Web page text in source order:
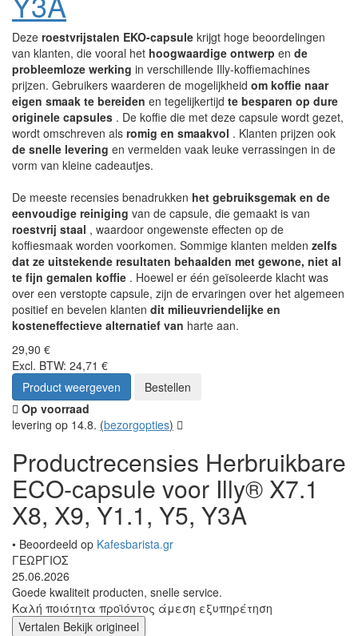
Deze roestvrijstalen EKO-capsule krijgt hoge beoordelingen
van klanten, die vooral het hoogwaardige ontwerp en de
probleemloze werking in verschillende Illy-koffiemachines
prijzen. Gebruikers waarderen de mogelijkheid om koffie naar
eigen smaak te bereiden en tegelijkertijd te besparen op dure
originele capsules . De koffie die met deze capsule wordt gezet,
wordt omschreven als romig en smaakvol . Klanten prijzen ook
de snelle levering en vermelden vaak leuke verrassingen in de
vorm van kleine cadeautjes.
De meeste recensies benadrukken het gebruiksgemak en de
eenvoudige reiniging van de capsule, die gemaakt is van
roestvrij staal , waardoor ongewenste effecten op de
koffiesmaak worden voorkomen. Sommige klanten melden zelfs
dat ze uitstekende resultaten behaalden met gewone, niet al
te fijn gemalen koffie . Hoewel er één geïsoleerde klacht was
over een verstopte capsule, zijn de ervaringen over het algemeen
positief en bevelen klanten dit milieuvriendelijke en
kosteneffectieve alternatief van harte aan.
29,90 €
Excl. BTW: 24,71 €
Product weergeven
Bestellen
Op voorraad
levering op 14.8. (bezorgopties)
Productrecensies Herbruikbare
ECO-capsule voor Illy® X7.1
X8, X9, Y1.1, Y5, Y3A
• Beoordeeld op Kafesbarista.gr
ΓΕΩΡΓΙΟΣ
25.06.2026
Goede kwaliteit producten, snelle service.
Καλή ποιότητα προϊόντος άμεση εξυπηρέτηση
Vertalen Bekijk origineel